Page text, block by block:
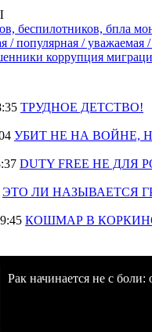
беспилотников, бпла
/ популярная / уважаемая
коррупция
ТРУДНОЕ ДЕТСТВО!
УБИТ НЕ НА ВОЙНЕ,
DUTY FREE НЕ ДЛЯ
ЭТО ЛИ НАЗЫВАЕТСЯ
КОШМАР В
Рак начинается не с